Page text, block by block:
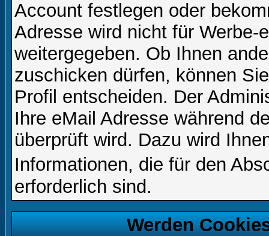
Account festlegen oder
Adresse wird nicht für
weitergegeben. Ob Ihnen
zuschicken dürfen, können
Profil entscheiden. Der
Ihre eMail Adresse während
überprüft wird. Dazu wird
Informationen, die für den
erforderlich sind.
Werden